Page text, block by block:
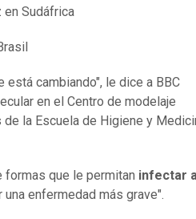
en Sudáfrica
está cambiando", le dice a BBC
en el Centro de modelaje
la Escuela de Higiene y
formas que le permitan infectar
enfermedad más grave".